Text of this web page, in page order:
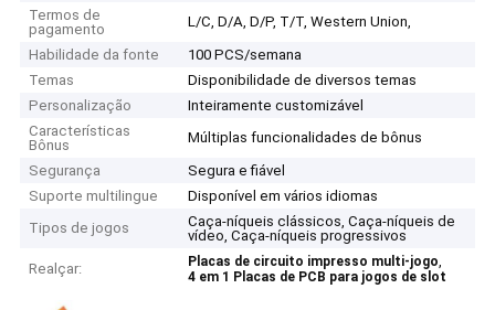
Termos de
pagamento
L/C, D/A, D/P, T/T, Western Union,
Habilidade da fonte
100 PCS/semana
Temas
Disponibilidade de diversos temas
Personalização
Inteiramente customizável
Características
Bônus
Múltiplas funcionalidades de bônus
Segurança
Segura e fiável
Suporte multilingue
Disponível em vários idiomas
Tipos de jogos
Caça-níqueis clássicos, Caça-níqueis de
vídeo, Caça-níqueis progressivos
Realçar:
Placas de circuito impresso multi-jogo,
4 em 1 Placas de PCB para jogos de slot